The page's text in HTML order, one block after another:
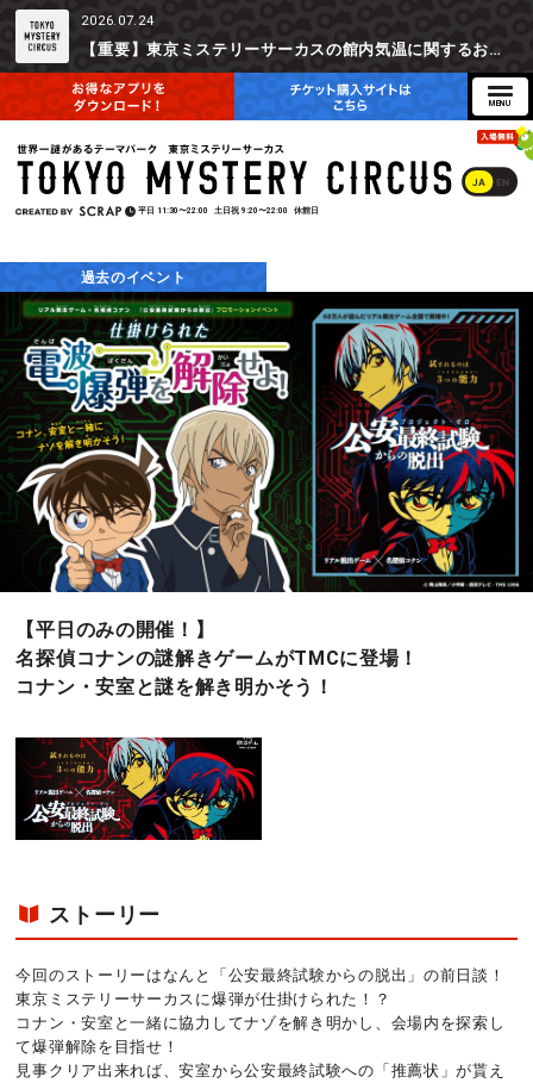
2026.07.24
【重要】東京ミステリーサーカスの館内気温に関するお詫びとご参加辞退時の返金対応について
JA EN
平日 11:30〜22:00 土日祝 9:20〜22:00 休館日
過去のイベント
【平日のみの開催！】
名探偵コナンの謎解きゲームがTMCに登場！
コナン・安室と謎を解き明かそう！
ストーリー
今回のストーリーはなんと「公安最終試験からの脱出」の前日談！
東京ミステリーサーカスに爆弾が仕掛けられた！？
コナン・安室と一緒に協力してナゾを解き明かし、会場内を探索し
て爆弾解除を目指せ！
見事クリア出来れば、安室から公安最終試験への「推薦状」が貰え